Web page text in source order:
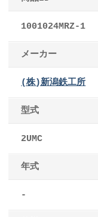
1001024MRZ-1
メーカー
(株)新潟鉄工所
型式
2UMC
年式
-